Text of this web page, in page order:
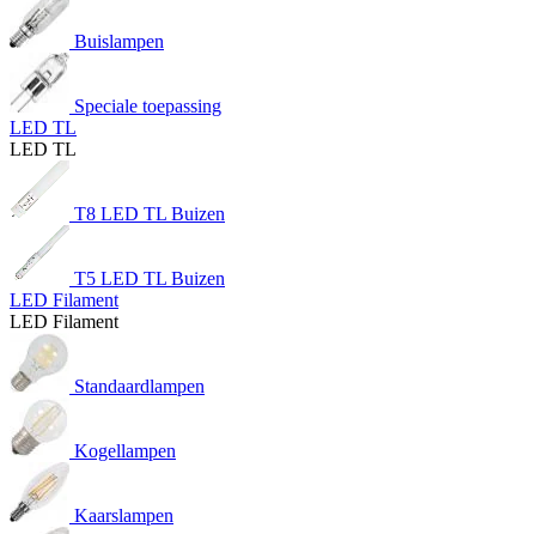
Buislampen
Speciale toepassing
LED TL
LED TL
T8 LED TL Buizen
T5 LED TL Buizen
LED Filament
LED Filament
Standaardlampen
Kogellampen
Kaarslampen